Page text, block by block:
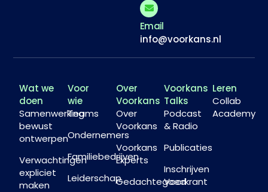
Email
info@voorkans.nl
Wat we
doen
Samenwerking
bewust
ontwerpen
Verwachtingen
expliciet
maken
Voor
wie
Teams
Ondernemers
Familiebedrijven
Leiderschap
Over
Voorkans
Over
Voorkans
Voorkans
Experts
Gedachtegoed
Voorkans
Talks
Podcast
& Radio
Publicaties
Inschrijven
Voorkrant
Leren
Collab
Academy